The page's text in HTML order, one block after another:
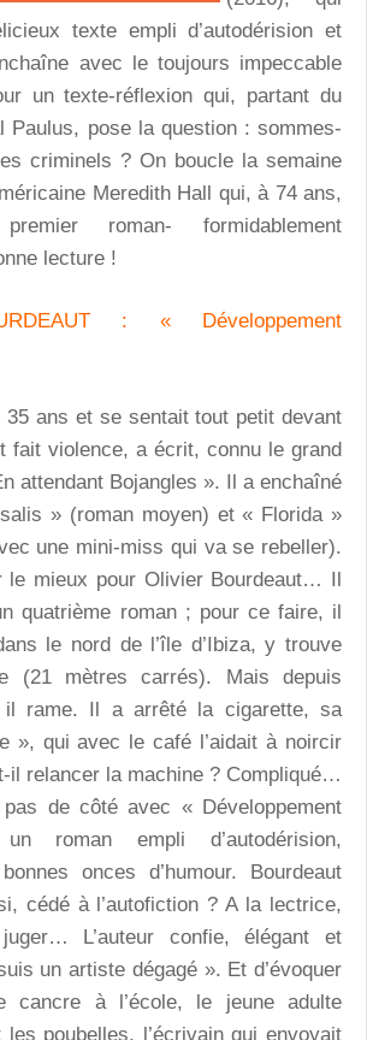
texte empli d’autodérision et
avec le toujours impeccable
un texte-réflexion qui, partant du
Paulus, pose la question : sommes-
criminels ? On boucle la semaine
Meredith Hall qui, à 74 ans,
roman- formidablement
lecture !
: « Développement
35 ans et se sentait tout petit devant
fait violence, a écrit, connu le grand
attendant Bojangles ». Il a enchaîné
» (roman moyen) et « Florida »
une mini-miss qui va se rebeller).
le mieux pour Olivier Bourdeaut… Il
quatrième roman ; pour ce faire, il
le nord de l’île d’Ibiza, y trouve
(21 mètres carrés). Mais depuis
il rame. Il a arrêté la cigarette, sa
», qui avec le café l’aidait à noircir
il relancer la machine ? Compliqué…
de côté avec « Développement
roman empli d’autodérision,
onces d’humour. Bourdeaut
cédé à l’autofiction ? A la lectrice,
L’auteur confie, élégant et
un artiste dégagé ». Et d’évoquer
cancre à l’école, le jeune adulte
poubelles, l’écrivain qui envoyait